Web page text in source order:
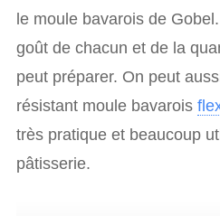
le moule bavarois de
goût de chacun et de la
peut préparer. On peut
résistant moule bavarois
très pratique et beaucoup
pâtisserie.